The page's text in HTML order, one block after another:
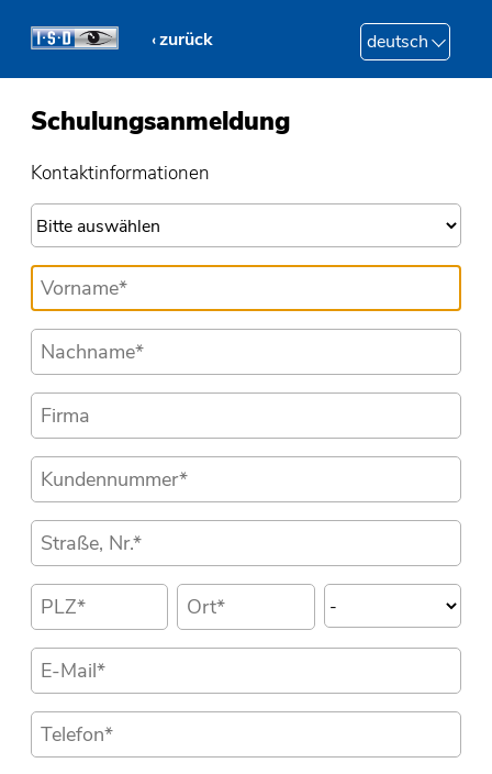
zurück deutsch
Schulungsanmeldung
Kontaktinformationen